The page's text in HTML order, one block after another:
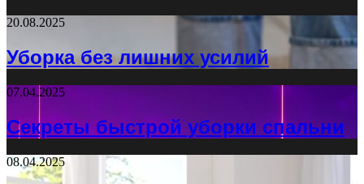
20.08.2025
Уборка без лишних усилий
07.04.2025
Секреты быстрой уборки спальни
08.04.2025